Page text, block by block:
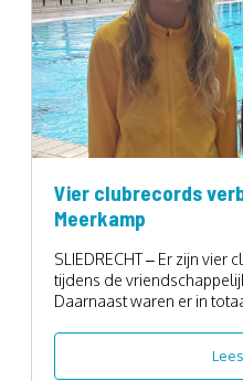
Vier clubrecords
Meerkamp
SLIEDRECHT – Er zijn
tijdens de
Daarnaast waren er in